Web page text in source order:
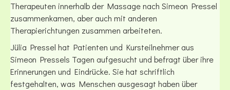
Therapeuten innerhalb der Massage nach Simeon Pressel
zusammenkamen, aber auch mit anderen
Therapierichtungen zusammen arbeiteten.
Jülia Pressel hat Patienten und Kursteilnehmer aus
Simeon Pressels Tagen aufgesucht und befragt über ihre
Erinnerungen und Eindrücke. Sie hat schriftlich
festgehalten, was Menschen ausgesagt haben über